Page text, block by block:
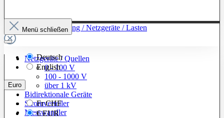
Zur Kategorie: Leistung / Netzgeräte / Lasten
Netzgeräte / Quellen
0 - 100 V
100 - 1000 V
über 1 kV
Bidirektionale Geräte
Stromverteiler
Messwandler
Menü schließen
Deutsch
English
Euro
FrCHF
€EUR